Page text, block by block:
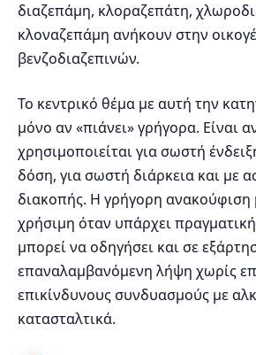
διαζεπάμη, κλοραζεπάτη,
κλοναζεπάμη ανήκουν στην
βενζοδιαζεπινών.
Το κεντρικό θέμα με αυτή την
μόνο αν «πιάνει» γρήγορα. Είναι
χρησιμοποιείται για σωστή
δόση, για σωστή διάρκεια και με
διακοπής. Η γρήγορη ανακούφιση
χρήσιμη όταν υπάρχει
μπορεί να οδηγήσει και σε
επαναλαμβανόμενη λήψη χωρίς
επικίνδυνους συνδυασμούς με
κατασταλτικά.